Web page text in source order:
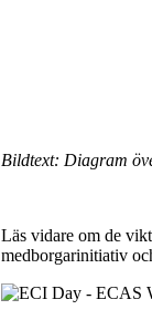
Bildtext: Diagram
Läs vidare om de
medborgarinitiativ